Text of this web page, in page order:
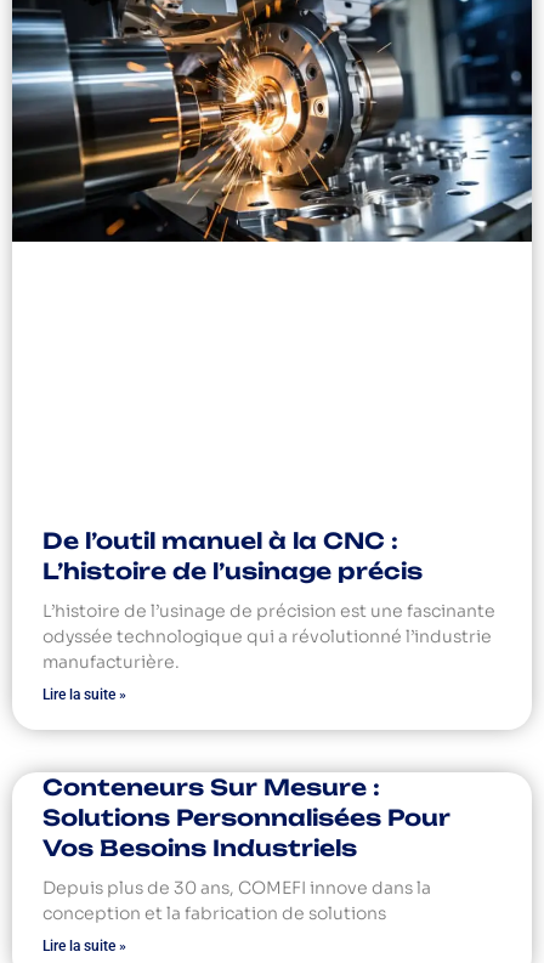
De l’outil manuel à la CNC :
L’histoire de l’usinage précis
L’histoire de l’usinage de précision est une fascinante
odyssée technologique qui a révolutionné l’industrie
manufacturière.
Lire la suite »
Conteneurs Sur Mesure :
Solutions Personnalisées Pour
Vos Besoins Industriels
Depuis plus de 30 ans, COMEFI innove dans la
conception et la fabrication de solutions
Lire la suite »